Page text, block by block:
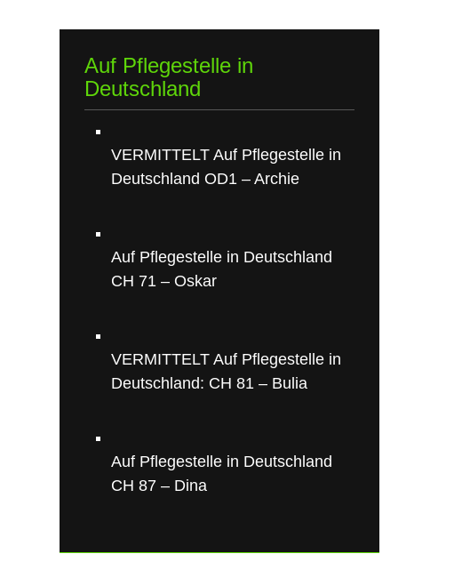
Auf Pflegestelle in
Deutschland
VERMITTELT Auf Pflegestelle in
Deutschland OD1 – Archie
Auf Pflegestelle in Deutschland
CH 71 – Oskar
VERMITTELT Auf Pflegestelle in
Deutschland: CH 81 – Bulia
Auf Pflegestelle in Deutschland
CH 87 – Dina